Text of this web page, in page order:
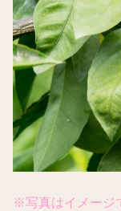
※写真はイメージ